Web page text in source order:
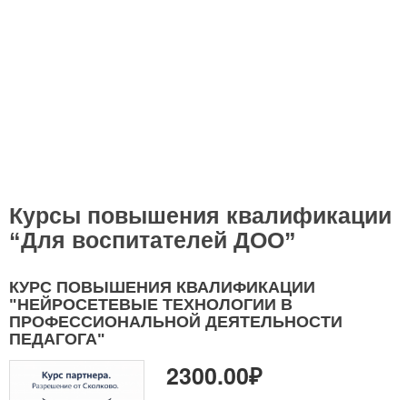
Курсы повышения квалификации
“Для воспитателей ДОО”
КУРС ПОВЫШЕНИЯ КВАЛИФИКАЦИИ
"НЕЙРОСЕТЕВЫЕ ТЕХНОЛОГИИ В
ПРОФЕССИОНАЛЬНОЙ ДЕЯТЕЛЬНОСТИ
ПЕДАГОГА"
2300.00₽